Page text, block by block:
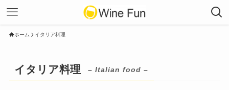
ホーム イタリア料理
イタリア料理 – Italian food –